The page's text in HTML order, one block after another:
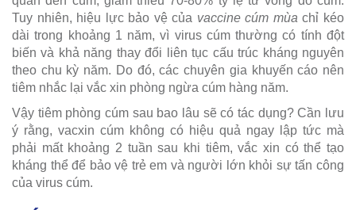
Tuy nhiên, hiệu lực bảo vệ của vaccine cúm mùa chỉ kéo
dài trong khoảng 1 năm, vì virus cúm thường có tính đột
biến và khả năng thay đổi liên tục cấu trúc kháng nguyên
theo chu kỳ năm. Do đó, các chuyên gia khuyến cáo nên
tiêm nhắc lại vắc xin phòng ngừa cúm hàng năm.
Vậy tiêm phòng cúm sau bao lâu sẽ có tác dụng? Cần lưu
ý rằng, vacxin cúm không có hiệu quả ngay lập tức mà
phải mất khoảng 2 tuần sau khi tiêm, vắc xin có thể tạo
kháng thể để bảo vệ trẻ em và người lớn khỏi sự tấn công
của virus cúm.